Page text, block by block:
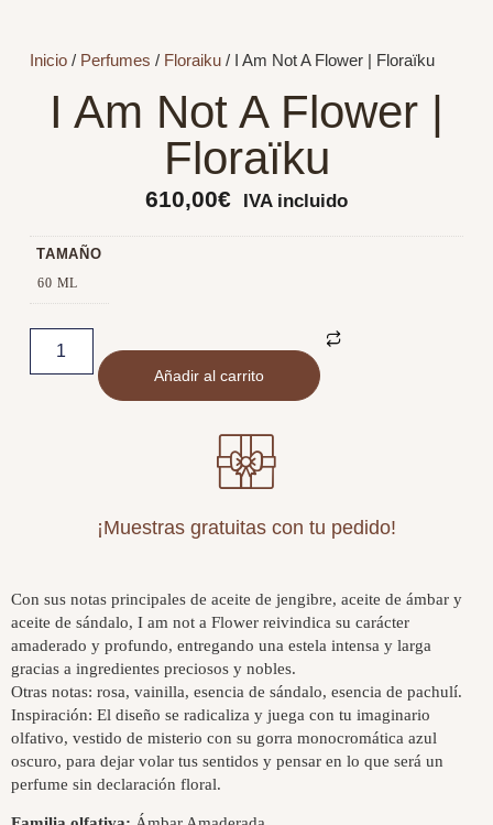
Inicio/ Perfumes / Floraiku/ I Am Not A Flower | Floraïku
I Am Not A Flower |
Floraïku
610,00€ IVA incluido
TAMAÑO
60 ML
Añadir al carrito
¡Muestras gratuitas con tu pedido!
Con sus notas principales de aceite de jengibre, aceite de ámbar y
aceite de sándalo, I am not a Flower reivindica su carácter
amaderado y profundo, entregando una estela intensa y larga
gracias a ingredientes preciosos y nobles.
Otras notas: rosa, vainilla, esencia de sándalo, esencia de pachulí.
Inspiración: El diseño se radicaliza y juega con tu imaginario
olfativo, vestido de misterio con su gorra monocromática azul
oscuro, para dejar volar tus sentidos y pensar en lo que será un
perfume sin declaración floral.